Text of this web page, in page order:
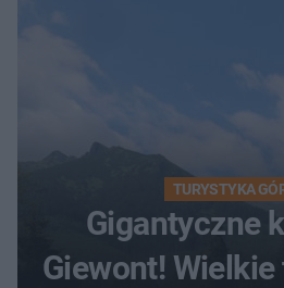
TURYSTYKA
Gigantyczne
Giewont!